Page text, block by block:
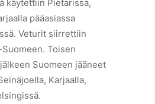
käytettiin Pietarissa,
pääasiassa
Veturit siirrettiin
Toisen
Suomeen jääneet
Karjaalla,